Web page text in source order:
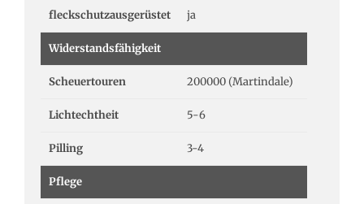
fleckschutzausgerüstet ja
Widerstandsfähigkeit
Scheuertouren 200000 (Martindale)
Lichtechtheit 5-6
Pilling 3-4
Pflege